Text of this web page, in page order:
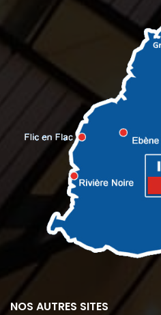
NOS AUTRES SITES